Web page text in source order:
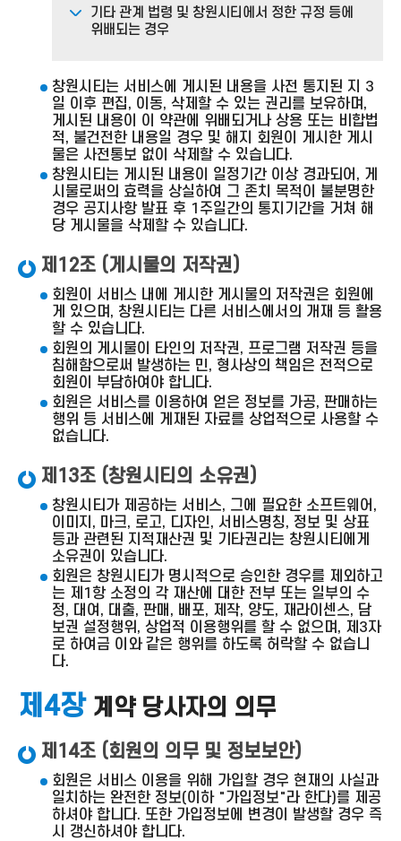
기타 관계 법령 및 창원시티에서 정한 규정 등에
위배되는 경우
창원시티는 서비스에 게시된 내용을 사전 통지된 지 3
일 이후 편집, 이동, 삭제할 수 있는 권리를 보유하며,
게시된 내용이 이 약관에 위배되거나 상용 또는 비합법
적, 불건전한 내용일 경우 및 해지 회원이 게시한 게시
물은 사전통보 없이 삭제할 수 있습니다.
창원시티는 게시된 내용이 일정기간 이상 경과되어, 게
시물로써의 효력을 상실하여 그 존치 목적이 불분명한
경우 공지사항 발표 후 1주일간의 통지기간을 거쳐 해
당 게시물을 삭제할 수 있습니다.
제12조 (게시물의 저작권)
회원이 서비스 내에 게시한 게시물의 저작권은 회원에
게 있으며, 창원시티는 다른 서비스에서의 개재 등 활용
할 수 있습니다.
회원의 게시물이 타인의 저작권, 프로그램 저작권 등을
침해함으로써 발생하는 민, 형사상의 책임은 전적으로
회원이 부담하여야 합니다.
회원은 서비스를 이용하여 얻은 정보를 가공, 판매하는
행위 등 서비스에 게재된 자료를 상업적으로 사용할 수
없습니다.
제13조 (창원시티의 소유권)
창원시티가 제공하는 서비스, 그에 필요한 소프트웨어,
이미지, 마크, 로고, 디자인, 서비스명칭, 정보 및 상표
등과 관련된 지적재산권 및 기타권리는 창원시티에게
소유권이 있습니다.
회원은 창원시티가 명시적으로 승인한 경우를 제외하고
는 제1항 소정의 각 재산에 대한 전부 또는 일부의 수
정, 대여, 대출, 판매, 배포, 제작, 양도, 재라이센스, 담
보권 설정행위, 상업적 이용행위를 할 수 없으며, 제3자
로 하여금 이와 같은 행위를 하도록 허락할 수 없습니
다.
제4장계약 당사자의 의무
제14조 (회원의 의무 및 정보보안)
회원은 서비스 이용을 위해 가입할 경우 현재의 사실과
일치하는 완전한 정보(이하 "가입정보"라 한다)를 제공
하셔야 합니다. 또한 가입정보에 변경이 발생할 경우 즉
시 갱신하셔야 합니다.